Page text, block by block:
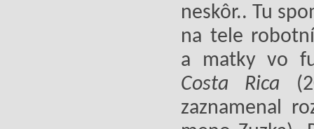
neskôr.. Tu
na tele
a matky vo
Costa Rica
zaznamenal